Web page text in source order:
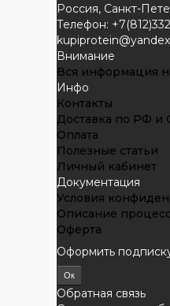
Россия, Санкт-
Телефон:
Внимание
Вся информация
Инфо
Контакты
Доставка по РФ и
Оплата
Полезные статьи
Личный кабинет
Документация
Условия
Описание
Оферта
Оформить
Обратная связь